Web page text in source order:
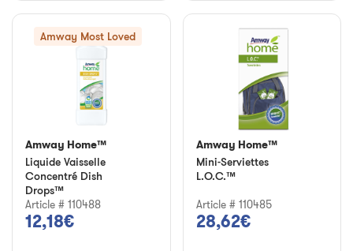
Amway Most Loved
Amway Home™
Liquide Vaisselle
Concentré Dish
Drops™
Article # 110488
12,18€
Amway Home™
Mini-Serviettes
L.O.C.™
Article # 110485
28,62€